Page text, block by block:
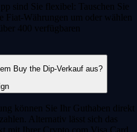
sind Sie flexibel: Tauschen Sie
Fiat-Währungen um oder wählen
400 verfügbaren
Buy the Dip-Verkauf aus?
können Sie Ihr Guthaben direkt
Alternativ lässt sich das
mit Ihrer Crypto.com Visa Card